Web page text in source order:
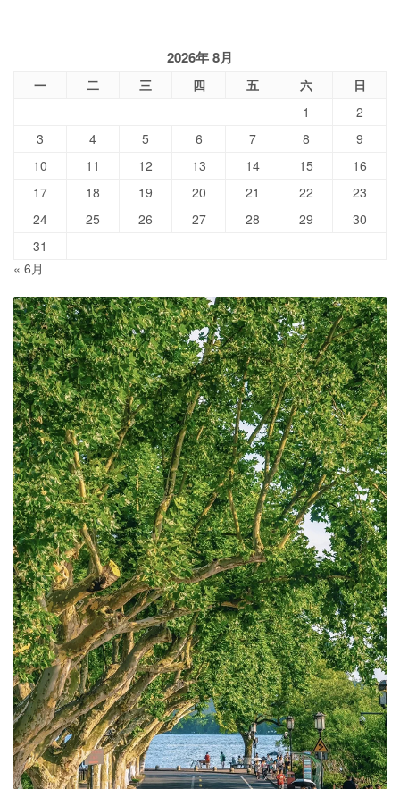
2026年 8月
一 二 三 四 五 六
日
1
2
3
4 5 6 7 8
9
10
11 12 13 14 15
16
17
18 19 20 21 22
23
24
25 26 27 28 29
30
31
« 6月